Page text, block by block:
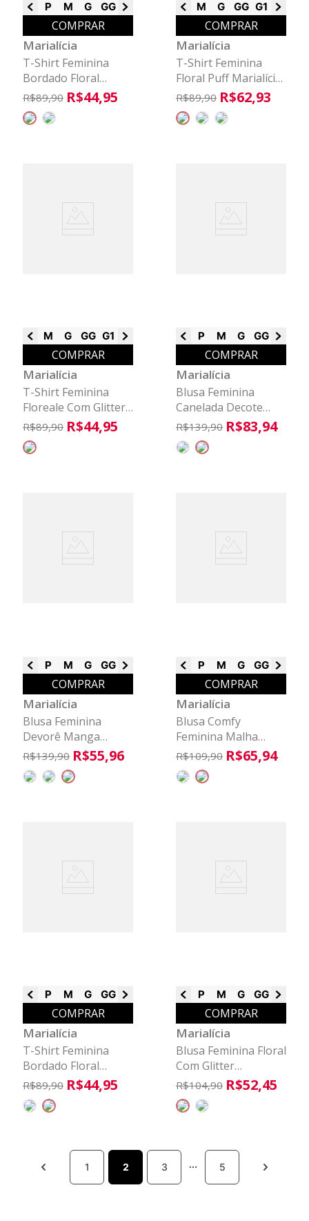
P M G GG G1
COMPRAR
Marialícia
T-Shirt Feminina
Bordado Floral
Marialícia Branco
R$89,90 R$44,95
M G GG G1 G2
COMPRAR
Marialícia
T-Shirt Feminina
Floral Puff Marialícia
Bege
R$89,90 R$62,93
M G GG G1 G2
COMPRAR
Marialícia
T-Shirt Feminina
Floreale Com Glitter
Marialícia Bege
R$89,90 R$44,95
P M G GG G1
COMPRAR
Marialícia
Blusa Feminina
Canelada Decote
Reto Marialícia Azul
R$139,90 R$83,94
P M G GG G1
COMPRAR
Marialícia
Blusa Feminina
Devorê Manga
Ampla Marialícia
Marrom
R$139,90 R$55,96
P M G GG G1
COMPRAR
Marialícia
Blusa Comfy
Feminina Malha
Linho Marialícia
Marrom
R$109,90 R$65,94
P M G GG G1
COMPRAR
Marialícia
T-Shirt Feminina
Bordado Floral
Marialícia Preto
R$89,90 R$44,95
P M G GG G2
COMPRAR
Marialícia
Blusa Feminina Floral
Com Glitter
Marialícia Bordô
R$104,90 R$52,45
1 2 3 5